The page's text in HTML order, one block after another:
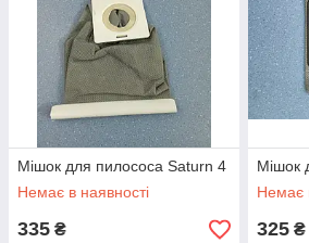
Мішок для пилососа Saturn 4
Немає в наявності
335 ₴
Мішок
Немає
325 ₴